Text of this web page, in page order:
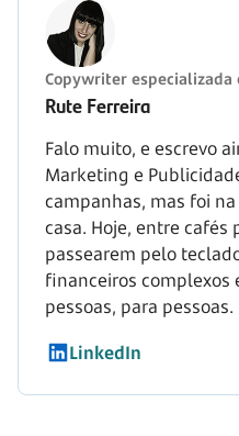
Copywriter especializada
Rute Ferreira
Falo muito, e escrevo
Marketing e
campanhas, mas foi
casa. Hoje, entre cafés
passearem pelo
financeiros complexos
pessoas, para pessoas.
LinkedIn